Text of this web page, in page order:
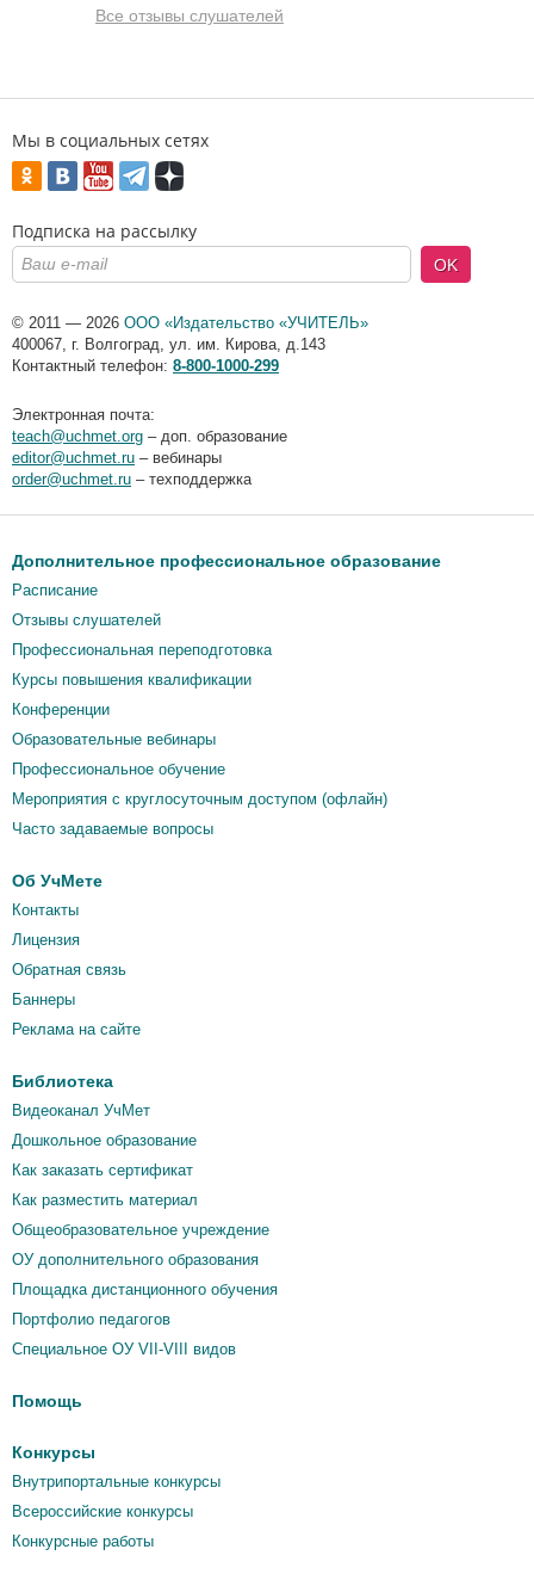
Все отзывы слушателей
Мы в социальных сетях
Подписка на рассылку
OK
© 2011 — 2026 ООО «Издательство «УЧИТЕЛЬ»
400067 г. Волгоград ул. им. Кирова, д.143
Контактный телефон: 8-800-1000-299
Электронная почта:
teach@uchmet.org – доп. образование
editor@uchmet.ru – вебинары
order@uchmet.ru – техподдержка
Дополнительное профессиональное образование
Расписание
Отзывы слушателей
Профессиональная переподготовка
Курсы повышения квалификации
Конференции
Образовательные вебинары
Профессиональное обучение
Мероприятия c круглосуточным доступом (офлайн)
Часто задаваемые вопросы
Об УчМете
Контакты
Лицензия
Обратная связь
Баннеры
Реклама на сайте
Библиотека
Видеоканал УчМет
Дошкольное образование
Как заказать сертификат
Как разместить материал
Общеобразовательное учреждение
ОУ дополнительного образования
Площадка дистанционного обучения
Портфолио педагогов
Специальное ОУ VII-VIII видов
Помощь
Конкурсы
Внутрипортальные конкурсы
Всероссийские конкурсы
Конкурсные работы